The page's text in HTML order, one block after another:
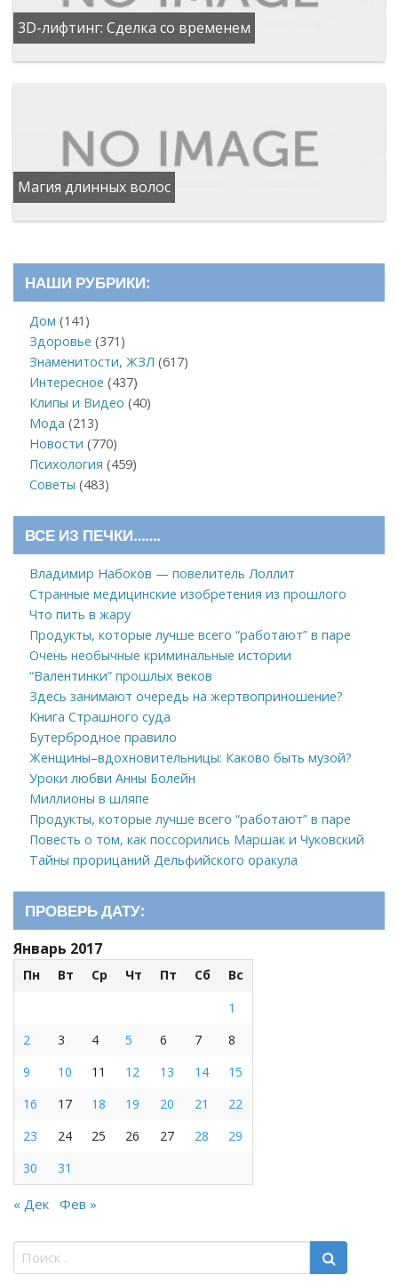
3D-лифтинг: Сделка со временем
Магия длинных волос
НАШИ РУБРИКИ:
Дом (141)
Здоровье (371)
Знаменитости, ЖЗЛ (617)
Интересное (437)
Клипы и Видео (40)
Мода (213)
Новости (770)
Психология (459)
Советы (483)
ВСЕ ИЗ ПЕЧКИ…….
Владимир Набоков — повелитель Лоллит
Странные медицинские изобретения из прошлого
Что пить в жару
Продукты, которые лучше всего “работают” в паре
Очень необычные криминальные истории
“Валентинки” прошлых веков
Здесь занимают очередь на жертвоприношение?
Книга Страшного суда
Бутербродное правило
Женщины–вдохновительницы: Каково быть музой?
Уроки любви Анны Болейн
Миллионы в шляпе
Продукты, которые лучше всего “работают” в паре
Повесть о том, как поссорились Маршак и Чуковский
Тайны прорицаний Дельфийского оракула
ПРОВЕРЬ ДАТУ:
Январь 2017
Пн Вт Ср Чт Пт Сб
Вс
1
2
3 4 5 6 7
8
9
10 11 12 13 14
15
16
17 18 19 20 21
22
23
24 25 26 27 28
29
30
31
« Дек Фев »